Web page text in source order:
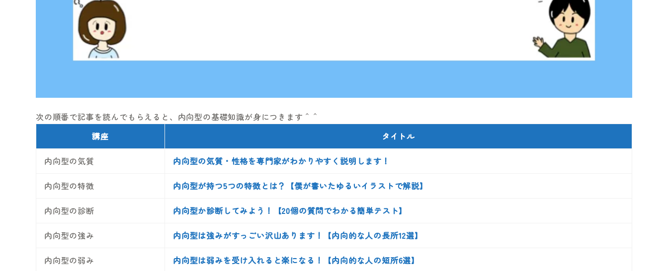
次の順番で記事を読んでもらえると、内向型の基礎知識が身につきます＾＾
講座
タイトル
内向型の気質 内向型の気質・性格を専門家がわかりやすく説明します！
内向型の特徴 内向型が持つ5つの特徴とは？【僕が書いたゆるいイラストで解説】
内向型の診断 内向型か診断してみよう！【20個の質問でわかる簡単テスト】
内向型の強み 内向型は強みがすっごい沢山あります！【内向的な人の長所12選】
内向型の弱み 内向型は弱みを受け入れると楽になる！【内向的な人の短所6選】